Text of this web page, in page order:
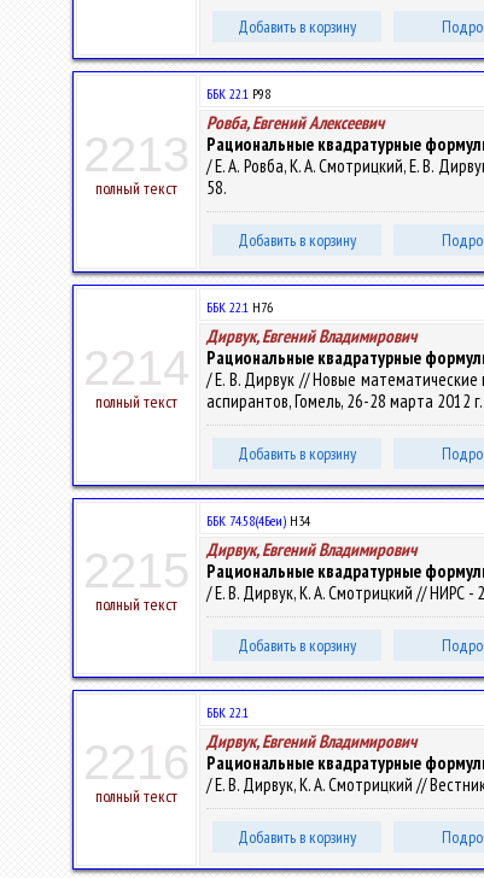
Добавить в корзину
2213
полный текст
ББК 22.1 Р98
Ровба, Евгений Алексеевич
Рациональные квадратурные
/ Е. А. Ровба, К. А. Смотрицкий, Е. В.
58.
Добавить в корзину
2214
полный текст
ББК 22.1 Н76
Дирвук, Евгений Владимирович
Рациональные квадратурные
/ Е. В. Дирвук // Новые математические
аспирантов, Гомель, 26-28 марта 2012
Добавить в корзину
2215
полный текст
ББК 74.58(4Беи) Н34
Дирвук, Евгений Владимирович
Рациональные квадратурные
/ Е. В. Дирвук, К. А. Смотрицкий // НИРС -
Добавить в корзину
2216
полный текст
ББК 22.1
Дирвук, Евгений Владимирович
Рациональные квадратурные
/ Е. В. Дирвук, К. А. Смотрицкий //
Добавить в корзину